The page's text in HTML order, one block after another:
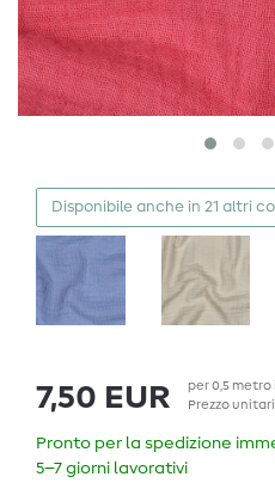
Disponibile anche in 21 altri
7,50 EUR per0,5 metro
Prezzo
Pronto per la spedizione
5–7 giorni lavorativi